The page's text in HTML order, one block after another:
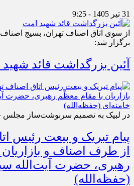
31 تیر 1405 - 9:25
از سوی اتاق اصناف تهران، بسیج اصناف
برگزار شد:
آئین بزرگداشت قائد
در لبیک به تصمیم سرنوشت‌ساز مجلس
پیام تبریک و بیعت رئیس
از طرف اصناف و
رهبری، حضرت آیت‌الله
(حفظه‌الله)